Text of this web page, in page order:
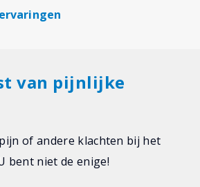
van pijnlijke
of andere klachten bij het
bent niet de enige!